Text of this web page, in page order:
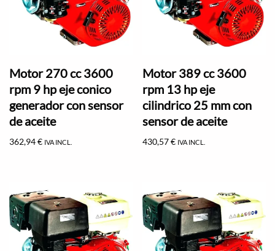
Motor 270 cc 3600
rpm 9 hp eje conico
generador con sensor
de aceite
362,94€ IVA INCL.
Motor 389 cc 3600
rpm 13 hp eje
cilindrico 25 mm con
sensor de aceite
430,57€ IVA INCL.